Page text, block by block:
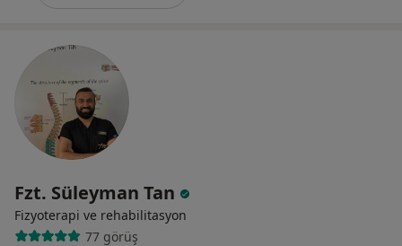
Fzt. Süleyman Tan
Fizyoterapi ve rehabilitasyon
77 görüş